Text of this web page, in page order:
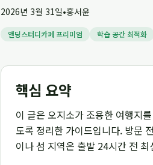
2026년 3월 31일•홍서윤
앤딩스터디카페 프리미엄 학습 공간 최적화
핵심 요약
이 글은 오지소가 조용한 여행지
도록 정리한 가이드입니다. 방문
이나 섬 지역은 출발 24시간 전